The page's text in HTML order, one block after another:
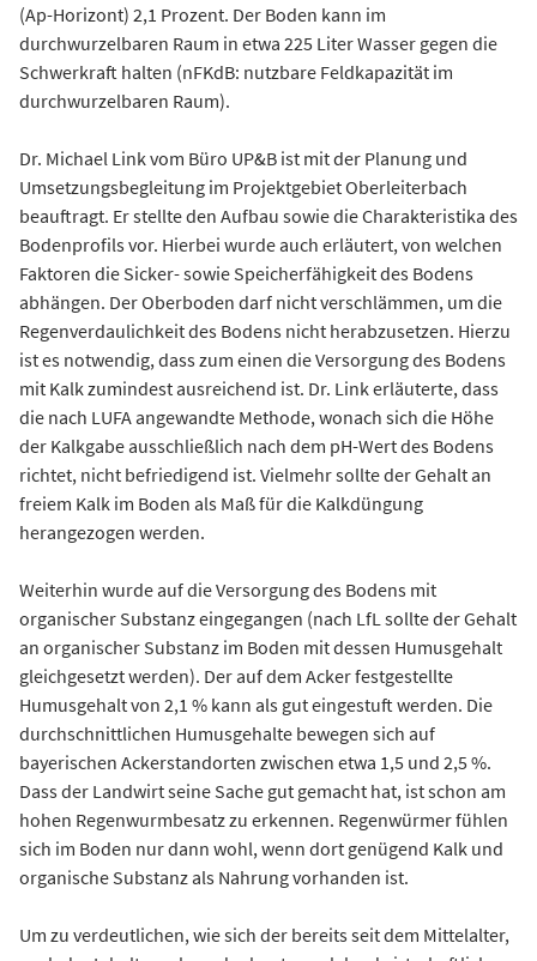
(Ap-Horizont) 2,1 Prozent. Der Boden kann im
durchwurzelbaren Raum in etwa 225 Liter Wasser gegen die
Schwerkraft halten (nFKdB: nutzbare Feldkapazität im
durchwurzelbaren Raum).
Dr. Michael Link vom Büro UP&B ist mit der Planung und
Umsetzungsbegleitung im Projektgebiet Oberleiterbach
beauftragt. Er stellte den Aufbau sowie die Charakteristika des
Bodenprofils vor. Hierbei wurde auch erläutert, von welchen
Faktoren die Sicker- sowie Speicherfähigkeit des Bodens
abhängen. Der Oberboden darf nicht verschlämmen, um die
Regenverdaulichkeit des Bodens nicht herabzusetzen. Hierzu
ist es notwendig, dass zum einen die Versorgung des Bodens
mit Kalk zumindest ausreichend ist. Dr. Link erläuterte, dass
die nach LUFA angewandte Methode, wonach sich die Höhe
der Kalkgabe ausschließlich nach dem pH-Wert des Bodens
richtet, nicht befriedigend ist. Vielmehr sollte der Gehalt an
freiem Kalk im Boden als Maß für die Kalkdüngung
herangezogen werden.
Weiterhin wurde auf die Versorgung des Bodens mit
organischer Substanz eingegangen (nach LfL sollte der Gehalt
an organischer Substanz im Boden mit dessen Humusgehalt
gleichgesetzt werden). Der auf dem Acker festgestellte
Humusgehalt von 2,1 % kann als gut eingestuft werden. Die
durchschnittlichen Humusgehalte bewegen sich auf
bayerischen Ackerstandorten zwischen etwa 1,5 und 2,5 %.
Dass der Landwirt seine Sache gut gemacht hat, ist schon am
hohen Regenwurmbesatz zu erkennen. Regenwürmer fühlen
sich im Boden nur dann wohl, wenn dort genügend Kalk und
organische Substanz als Nahrung vorhanden ist.
Um zu verdeutlichen, wie sich der bereits seit dem Mittelalter,